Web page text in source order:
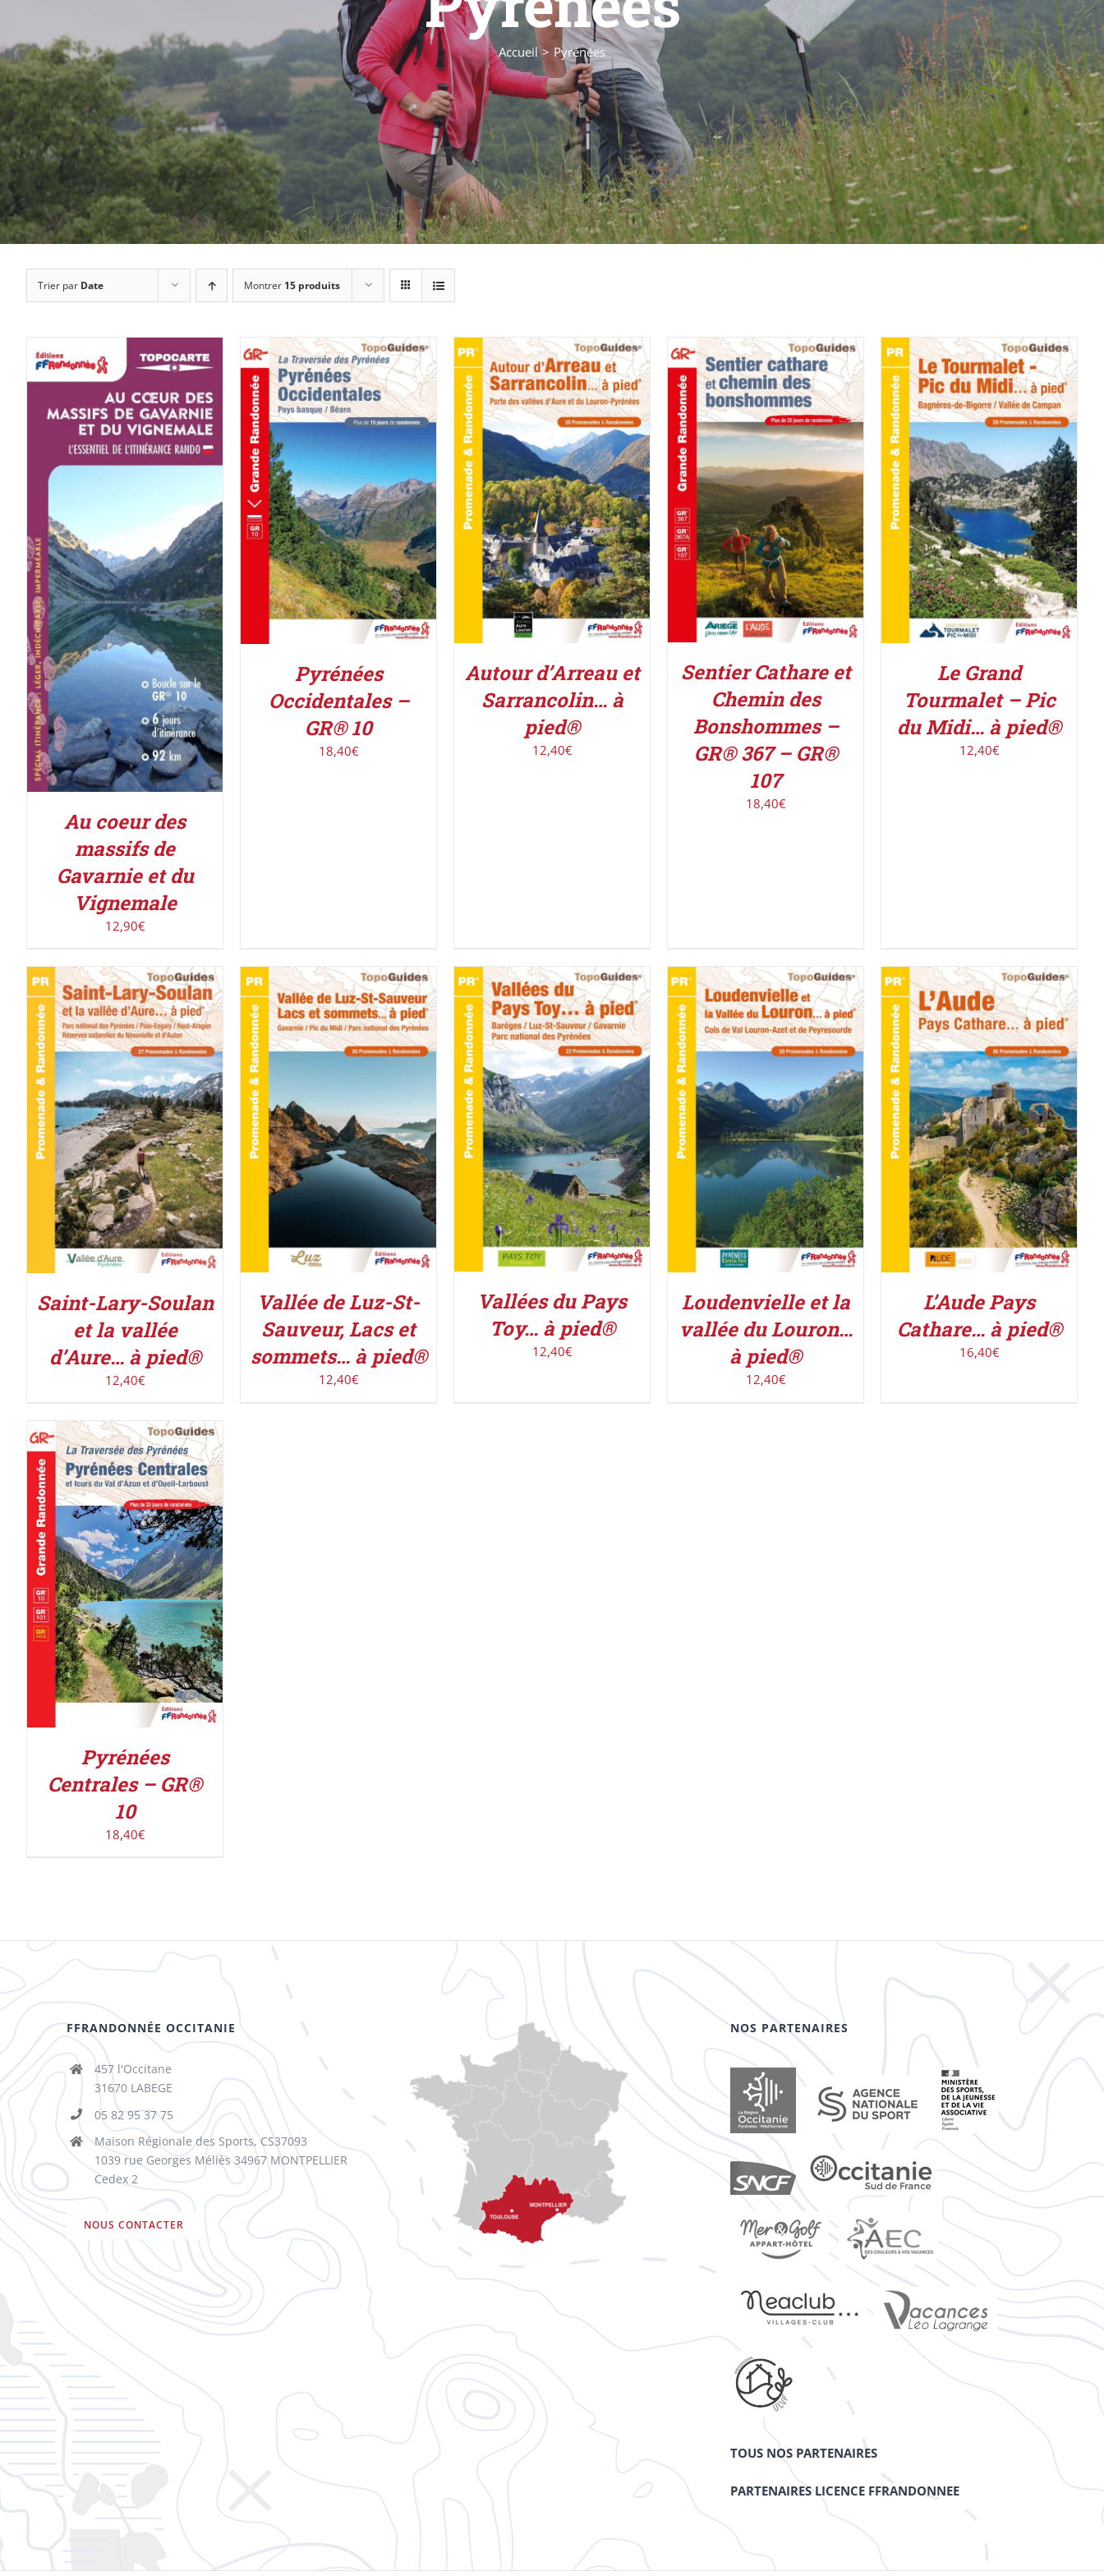
Accueil Pyrénées
Trier par Date Montrer 15 produits
AJOUTER AU PANIER
/
DÉTAILS
Au coeur des
massifs de
Gavarnie et du
Vignemale
12,90€
ACHETER LE PRODUIT
/
DÉTAILS
Pyrénées
Occidentales –
GR® 10
18,40€
ACHETER LE PRODUIT
/
DÉTAILS
Autour d’Arreau et
Sarrancolin… à
pied®
12,40€
ACHETER LE PRODUIT
/
DÉTAILS
Sentier Cathare et
Chemin des
Bonshommes –
GR® 367 – GR®
107
18,40€
ACHETER LE PRODUIT
/
DÉTAILS
Le Grand
Tourmalet – Pic
du Midi… à pied®
12,40€
ACHETER LE PRODUIT
/
DÉTAILS
Saint-Lary-Soulan
et la vallée
d’Aure… à pied®
12,40€
ACHETER LE PRODUIT
DÉTAILS
Vallée de Luz-St-
Sauveur, Lacs et
sommets… à pied®
12,40€
ACHETER LE PRODUIT
/
DÉTAILS
Vallées du Pays
Toy… à pied®
12,40€
ACHETER LE PRODUIT
/
DÉTAILS
Loudenvielle et la
vallée du Louron…
à pied®
12,40€
AJOUTER AU PANIER
/
DÉTAILS
L’Aude Pays
Cathare… à pied®
16,40€
AJOUTER AU PANIER
/
DÉTAILS
Pyrénées
Centrales – GR®
10
18,40€
FFRANDONNÉE OCCITANIE
457 l'Occitane
31670 LABEGE
05 82 95 37 75
Maison Régionale des Sports, CS37093
1039 rue Georges Méliès 34967 MONTPELLIER
Cedex 2
NOUS CONTACTER
NOS PARTENAIRES
TOUS NOS PARTENAIRES
PARTENAIRES LICENCE FFRANDONNEE